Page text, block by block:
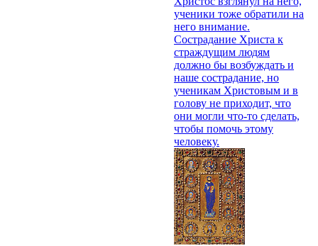
ученики тоже обратили на
него внимание.
Сострадание Христа к
страждущим людям
должно бы возбуждать и
наше сострадание, но
ученикам Христовым и в
голову не приходит, что
они могли что-то сделать,
чтобы помочь этому
человеку.